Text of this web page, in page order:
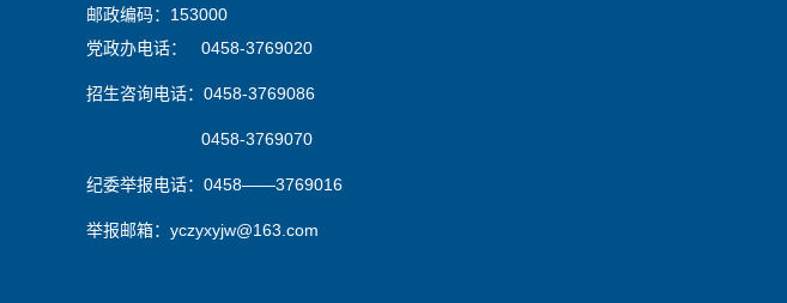
邮政编码：153000
党政办电话： 0458-3769020
招生咨询电话：0458-3769086
0458-3769070
纪委举报电话：0458——3769016
举报邮箱：yczyxyjw@163.com